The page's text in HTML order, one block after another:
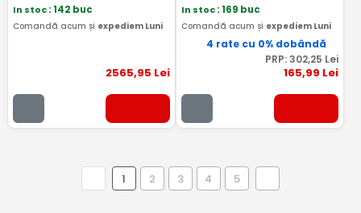
In stoc: 142 buc
Comandă acum și expediem Luni
2565,95 Lei
In stoc: 169 buc
Comandă acum și expediem Luni
4 rate cu 0% dobândă
PRP:302,25 Lei
165,99 Lei
1 2 3 4 5